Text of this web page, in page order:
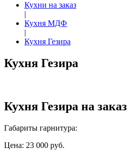
Кухни на заказ
|
Кухня МДФ
|
Кухня Гезира
Кухня Гезира
Кухня Гезира на заказ
Габариты гарнитура:
Цена: 23 000 руб.